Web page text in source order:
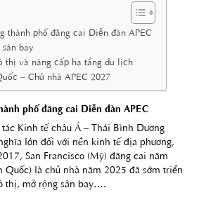
thành phố đăng cai Diễn đàn APEC
bay
thị và nâng cấp hạ tầng du lịch
– Chủ nhà APEC 2027
phố đăng cai Diễn đàn APEC
Kinh tế châu Á – Thái Bình Dương
lớn đối với nền kinh tế địa phương,
San Francisco (Mỹ) đăng cai năm
Quốc) là chủ nhà năm 2025 đã sớm triển
thị, mở rộng sân bay….